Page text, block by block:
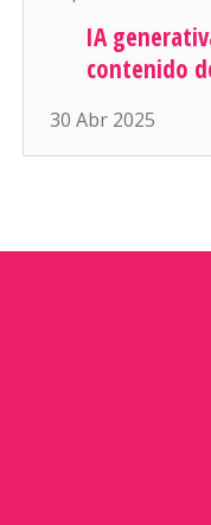
pesadas (y
atractivas y
artículo. Y si
productos… es
IA
contenido
30 Abr 2025